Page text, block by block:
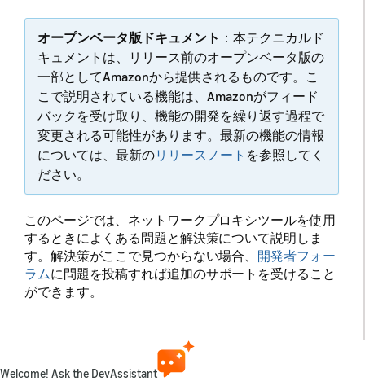
オープンベータ版ドキュメント ：本テクニカルド
キュメントは、リリース前のオープンベータ版の
一部としてAmazonから提供されるものです。こ
こで説明されている機能は、Amazonがフィード
バックを受け取り、機能の開発を繰り返す過程で
変更される可能性があります。最新の機能の情報
については、最新のリリースノート を参照してく
ださい。
このページでは、ネットワークプロキシツールを使用
するときによくある問題と解決策について説明しま
す。解決策がここで見つからない場合、 開発者フォー
ラムに問題を投稿すれば追加のサポートを受けること
ができます。
ネットワークトラフィ
Welcome! Ask the DevAssistant